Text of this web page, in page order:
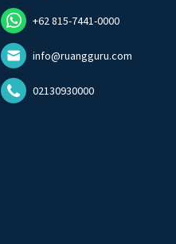
+62 815-7441-0000
info@ruangguru.com
02130930000